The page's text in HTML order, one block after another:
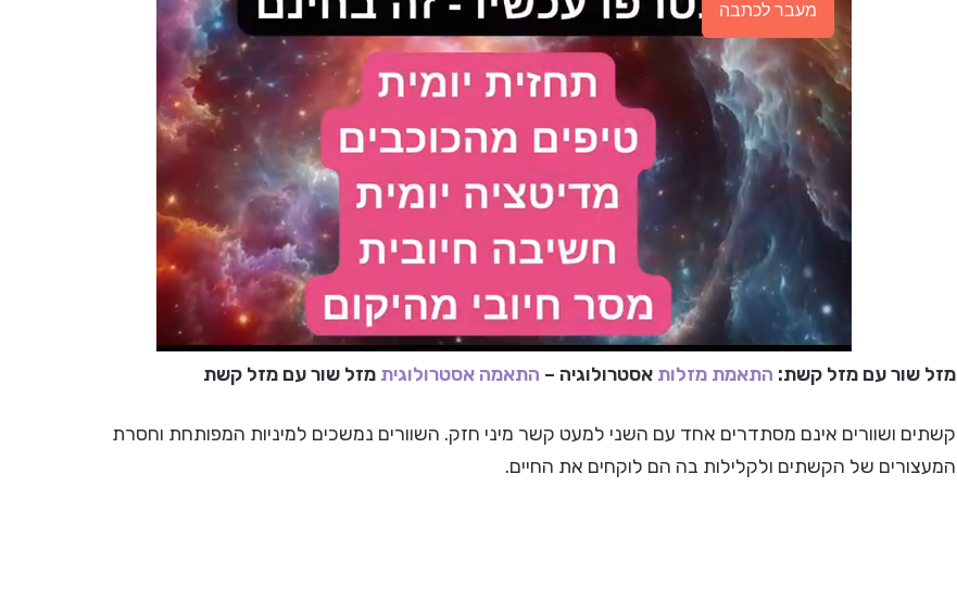
מעבר לכתבה
מזל שור עם מזל קשת: התאמת מזלות אסטרולוגיה – התאמה אסטרולוגית מזל שור עם מזל קשת
קשתים ושוורים אינם מסתדרים אחד עם השני למעט קשר מיני חזק. השוורים נמשכים למיניות המפותחת וחסרת
המעצורים של הקשתים ולקלילות בה הם לוקחים את החיים.